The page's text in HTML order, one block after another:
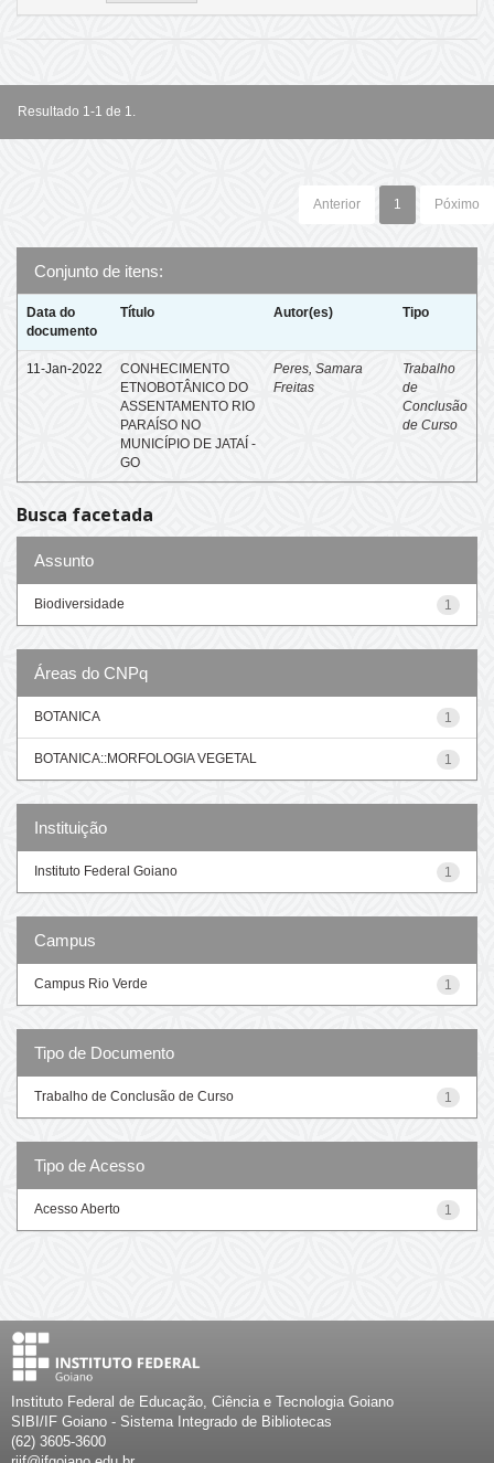
Resultado 1-1 de 1.
Anterior 1 Póximo
Conjunto de itens:
Data do
documento
Título Autor(es) Tipo
11-Jan-2022
CONHECIMENTO
ETNOBOTÂNICO DO
ASSENTAMENTO RIO
PARAÍSO NO
MUNICÍPIO DE JATAÍ -
GO
Peres, Samara
Freitas
Trabalho
de
Conclusão
de Curso
Busca facetada
Assunto
1
Biodiversidade
Áreas do CNPq
1
BOTANICA
1
BOTANICA::MORFOLOGIA VEGETAL
Instituição
1
Instituto Federal Goiano
Campus
1
Campus Rio Verde
Tipo de Documento
1
Trabalho de Conclusão de Curso
Tipo de Acesso
1
Acesso Aberto
Instituto Federal de Educação, Ciência e Tecnologia Goiano
SIBI/IF Goiano - Sistema Integrado de Bibliotecas
(62) 3605-3600